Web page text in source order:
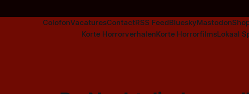
ColofonVacaturesContactRSS FeedBlueskyMastodon
Korte HorrorverhalenKorte HorrorfilmsLokaal